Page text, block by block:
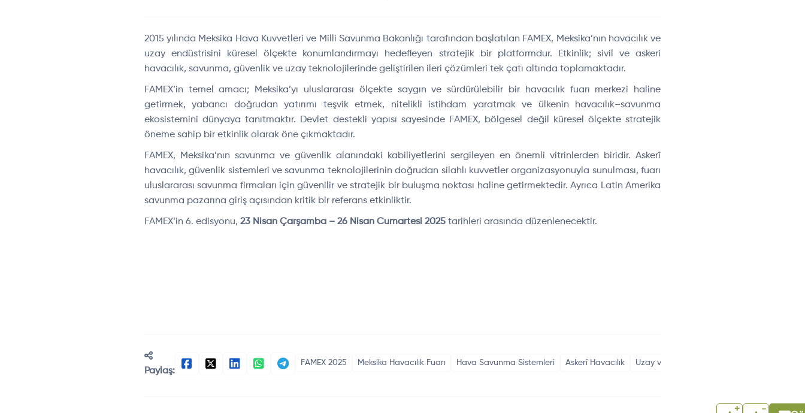
2015 yılında Meksika Hava Kuvvetleri ve Milli Savunma Bakanlığı tarafından başlatılan FAMEX, Meksika’nın havacılık ve
uzay endüstrisini küresel ölçekte konumlandırmayı hedefleyen stratejik bir platformdur. Etkinlik; sivil ve askeri
havacılık, savunma, güvenlik ve uzay teknolojilerinde geliştirilen ileri çözümleri tek çatı altında toplamaktadır.
FAMEX’in temel amacı; Meksika’yı uluslararası ölçekte saygın ve sürdürülebilir bir havacılık fuarı merkezi haline
getirmek, yabancı doğrudan yatırımı teşvik etmek, nitelikli istihdam yaratmak ve ülkenin havacılık–savunma
ekosistemini dünyaya tanıtmaktır. Devlet destekli yapısı sayesinde FAMEX, bölgesel değil küresel ölçekte stratejik
öneme sahip bir etkinlik olarak öne çıkmaktadır.
FAMEX, Meksika’nın savunma ve güvenlik alanındaki kabiliyetlerini sergileyen enönemli vitrinlerden biridir. Askerî
havacılık, güvenlik sistemleri ve savunma teknolojilerinin doğrudan silahlı kuvvetler organizasyonuyla sunulması, fuarı
uluslararası savunma firmaları için güvenilir ve stratejik bir buluşma noktası haline getirmektedir. Ayrıca Latin Amerika
savunma pazarına giriş açısından kritik bir referans etkinliktir.
FAMEX’in 6. edisyonu, 23 Nisan Çarşamba – 26 Nisan Cumartesi 2025tarihleri arasında düzenlenecektir.
Paylaş:
FAMEX 2025 Meksika Havacılık Fuarı Hava Savunma Sistemleri Askerî Havacılık Uzay ve Savunma Teknolojileri
+ -